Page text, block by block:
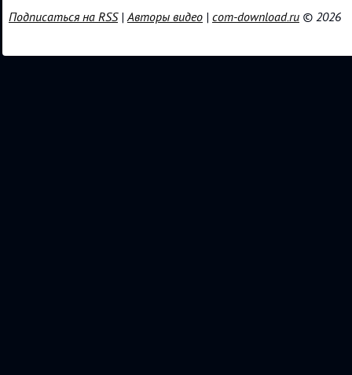
Подписаться на RSS|Авторы видео | com-download.ru © 2026